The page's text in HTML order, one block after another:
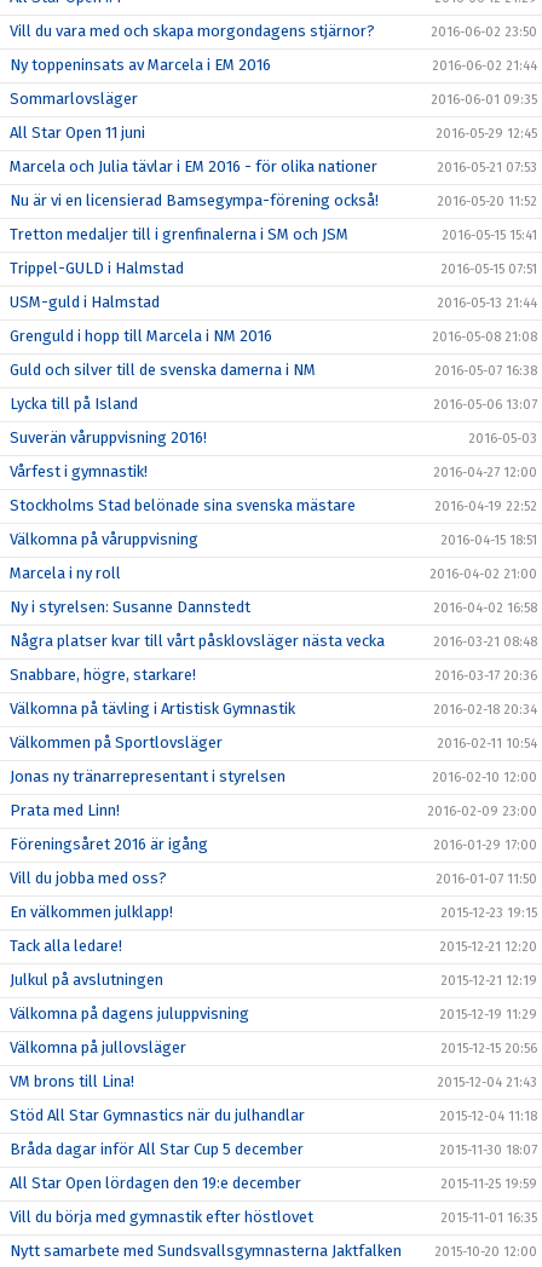
Vill du vara med och skapa morgondagens stjärnor? 2016-06-02 23:50
Ny toppeninsats av Marcela i EM 2016 2016-06-02 21:44
Sommarlovsläger 2016-06-01 09:35
All Star Open 11 juni 2016-05-29 12:45
Marcela och Julia tävlar i EM 2016 - för olika nationer 2016-05-21 07:53
Nu är vi en licensierad Bamsegympa-förening också! 2016-05-20 11:52
Tretton medaljer till i grenfinalerna i SM och JSM 2016-05-15 15:41
Trippel-GULD i Halmstad 2016-05-15 07:51
USM-guld i Halmstad 2016-05-13 21:44
Grenguld i hopp till Marcela i NM 2016 2016-05-08 21:08
Guld och silver till de svenska damerna i NM 2016-05-07 16:38
Lycka till på Island 2016-05-06 13:07
Suverän våruppvisning 2016! 2016-05-03
Vårfest i gymnastik! 2016-04-27 12:00
Stockholms Stad belönade sina svenska mästare 2016-04-19 22:52
Välkomna på våruppvisning 2016-04-15 18:51
Marcela i ny roll 2016-04-02 21:00
Ny i styrelsen: Susanne Dannstedt 2016-04-02 16:58
Några platser kvar till vårt påsklovsläger nästa vecka 2016-03-21 08:48
Snabbare, högre, starkare! 2016-03-17 20:36
Välkomna på tävling i Artistisk Gymnastik 2016-02-18 20:34
Välkommen på Sportlovsläger 2016-02-11 10:54
Jonas ny tränarrepresentant i styrelsen 2016-02-10 12:00
Prata med Linn! 2016-02-09 23:00
Föreningsåret 2016 är igång 2016-01-29 17:00
Vill du jobba med oss? 2016-01-07 11:50
En välkommen julklapp! 2015-12-23 19:15
Tack alla ledare! 2015-12-21 12:20
Julkul på avslutningen 2015-12-21 12:19
Välkomna på dagens juluppvisning 2015-12-19 11:29
Välkomna på jullovsläger 2015-12-15 20:56
VM brons till Lina! 2015-12-04 21:43
Stöd All Star Gymnastics när du julhandlar 2015-12-04 11:18
Bråda dagar inför All Star Cup 5 december 2015-11-30 18:07
All Star Open lördagen den 19:e december 2015-11-25 19:59
Vill du börja med gymnastik efter höstlovet 2015-11-01 16:35
Nytt samarbete med Sundsvallsgymnasterna Jaktfalken 2015-10-20 12:00